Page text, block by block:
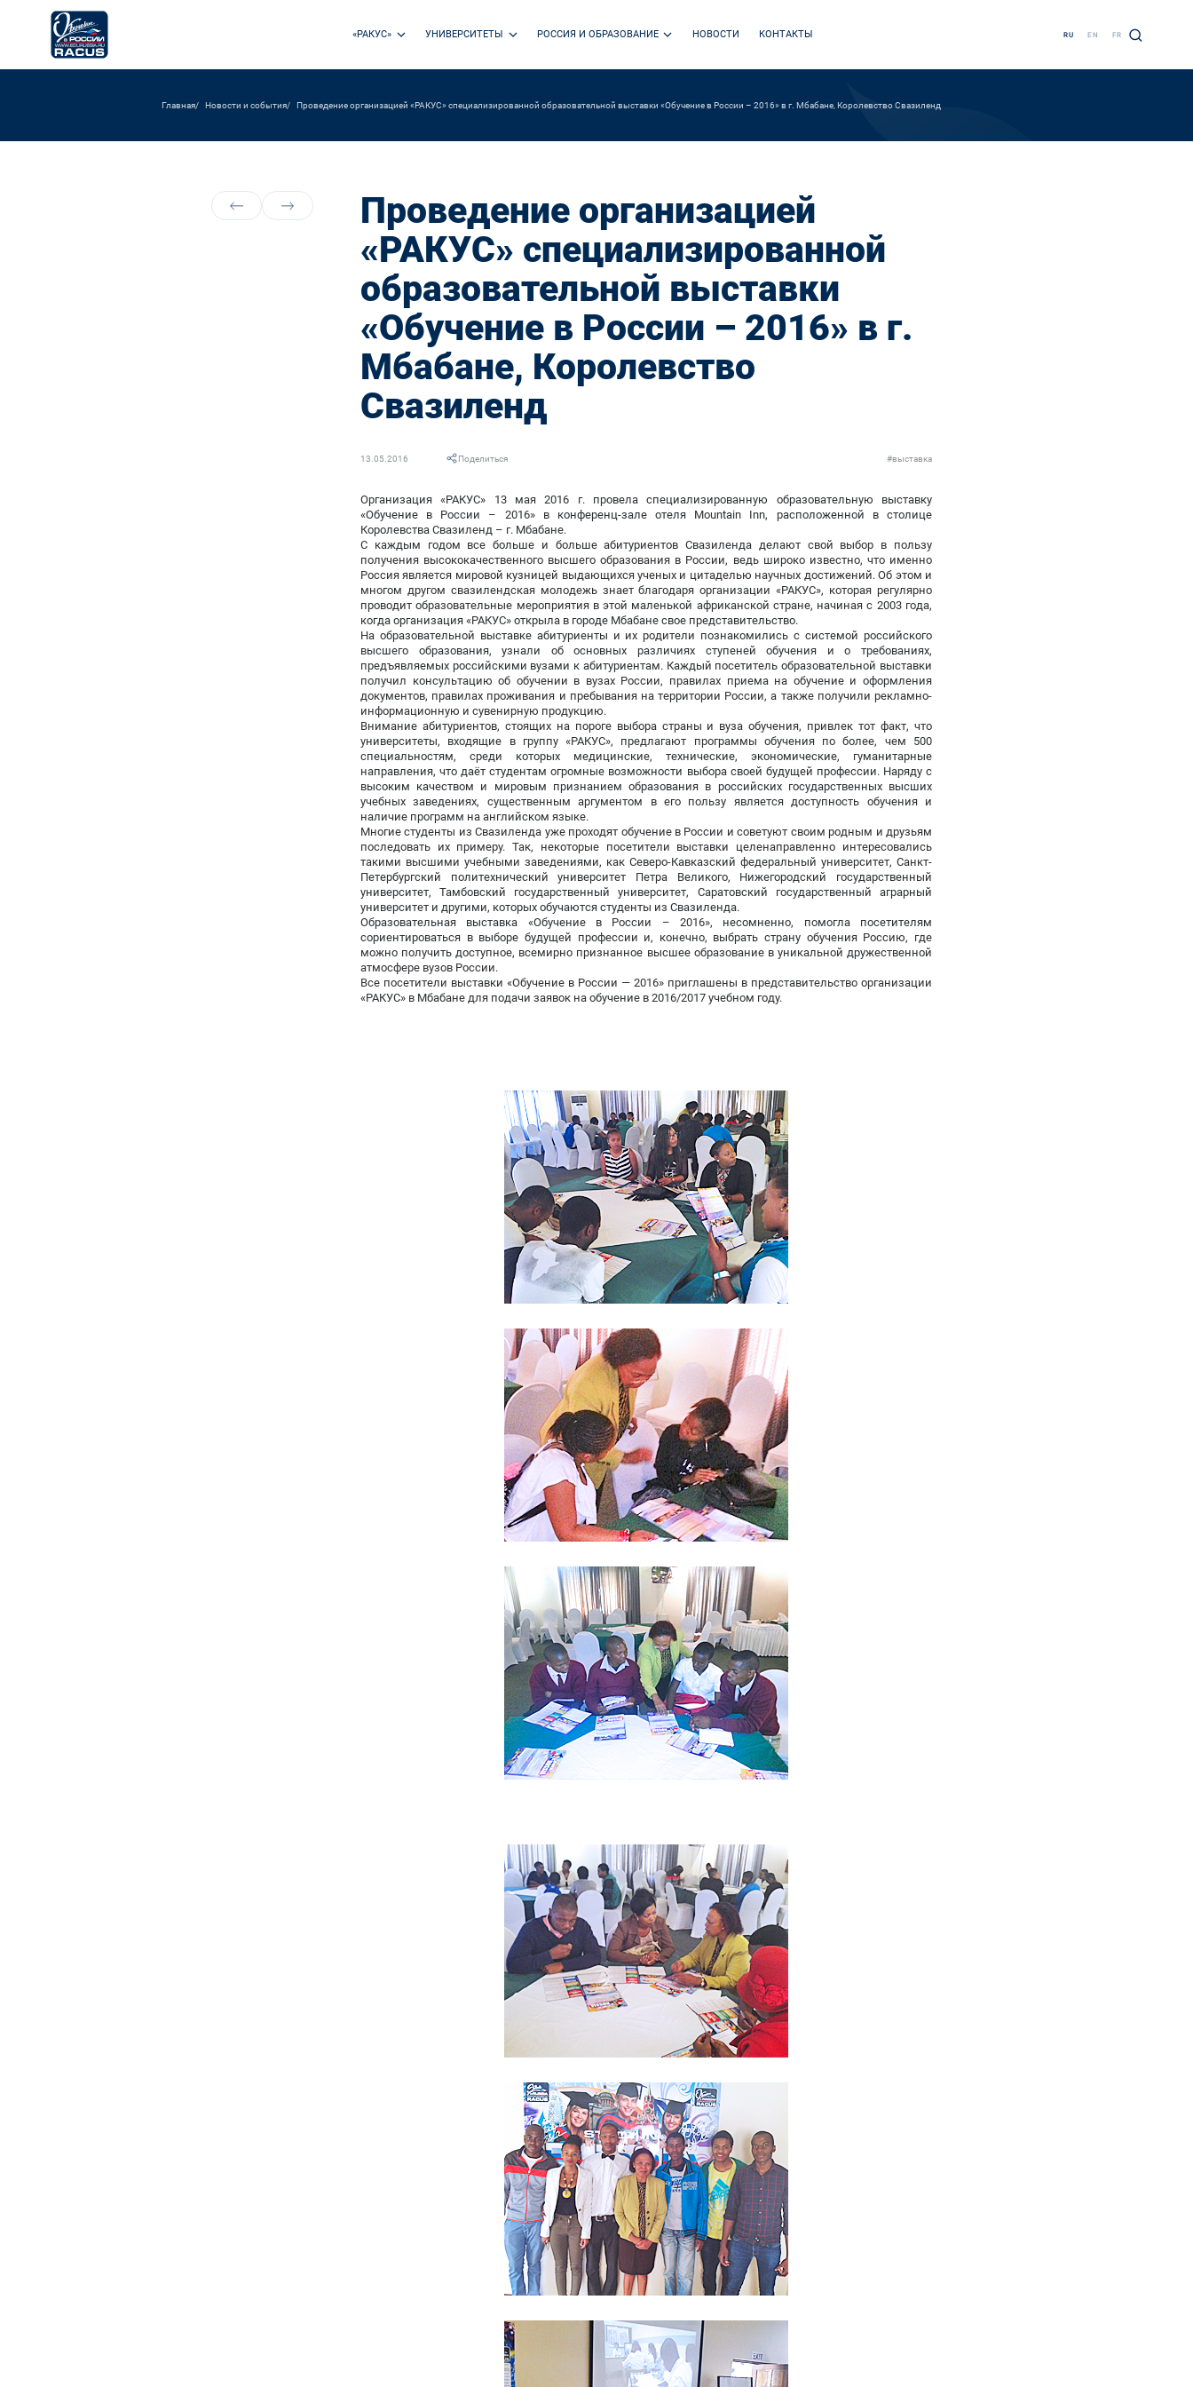
«РАКУС» УНИВЕРСИТЕТЫ РОССИЯ И ОБРАЗОВАНИЕ НОВОСТИ КОНТАКТЫ RU EN FR
Главная Новости и события Проведение организацией «РАКУС» специализированной образовательной выставки «Обучение в России – 2016» в г. Мбабане, Королевство Свазиленд
Проведение организацией
«РАКУС» специализированной
образовательной выставки
«Обучение в России – 2016» в г.
Мбабане, Королевство
Свазиленд
13.05.2016 Поделиться #выставка
Организация «РАКУС» 13 мая 2016 г. провела специализированную образовательную выставку
«Обучение в России – 2016» в конференц-зале отеля Mountain Inn, расположенной в столице
Королевства Свазиленд – г. Мбабане.
С каждым годом все больше и больше абитуриентов Свазиленда делают свой выбор в пользу
получения высококачественного высшего образования в России, ведь широко известно, что именно
Россия является мировой кузницей выдающихся ученых и цитаделью научных достижений. Об этом и
многом другом свазилендская молодежь знает благодаря организации «РАКУС», которая регулярно
проводит образовательные мероприятия в этой маленькой африканской стране, начиная с 2003 года,
когда организация «РАКУС» открыла в городе Мбабане свое представительство.
На образовательной выставке абитуриенты и их родители познакомились с системой российского
высшего образования, узнали об основных различиях ступеней обучения и о требованиях,
предъявляемых российскими вузами к абитуриентам. Каждый посетитель образовательной выставки
получил консультацию об обучении в вузах России, правилах приема на обучение и оформления
документов, правилах проживания и пребывания на территории России, а также получили рекламно-
информационную и сувенирную продукцию.
Внимание абитуриентов, стоящих на пороге выбора страны и вуза обучения, привлек тот факт, что
университеты, входящие в группу «РАКУС», предлагают программы обучения по более, чем 500
специальностям, среди которых медицинские, технические, экономические, гуманитарные
направления, что даёт студентам огромные возможности выбора своей будущей профессии. Наряду с
высоким качеством и мировым признанием образования в российских государственных высших
учебных заведениях, существенным аргументом в его пользу является доступность обучения и
наличие программ на английском языке.
Многие студенты из Свазиленда уже проходят обучение в России и советуют своим родным и друзьям
последовать их примеру. Так, некоторые посетители выставки целенаправленно интересовались
такими высшими учебными заведениями, как Северо-Кавказский федеральный университет, Санкт-
Петербургский политехнический университет Петра Великого, Нижегородский государственный
университет, Тамбовский государственный университет, Саратовский государственный аграрный
университет и другими, которых обучаются студенты из Свазиленда.
Образовательная выставка «Обучение в России – 2016», несомненно, помогла посетителям
сориентироваться в выборе будущей профессии и, конечно, выбрать страну обучения Россию, где
можно получить доступное, всемирно признанное высшее образование в уникальной дружественной
атмосфере вузов России.
Все посетители выставки «Обучение в России — 2016» приглашены в представительство организации
«РАКУС» в Мбабане для подачи заявок на обучение в 2016/2017 учебном году.